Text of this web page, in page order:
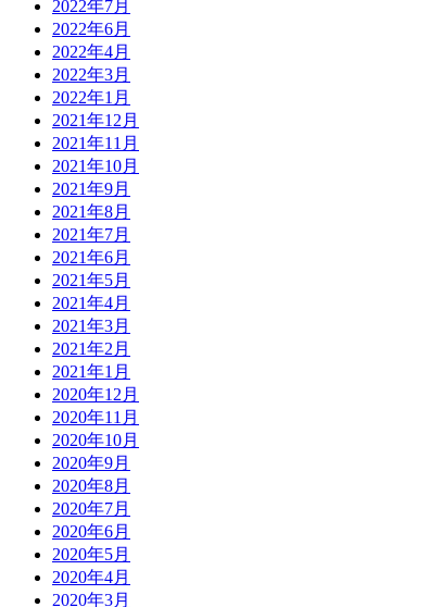
2022年7月
2022年6月
2022年4月
2022年3月
2022年1月
2021年12月
2021年11月
2021年10月
2021年9月
2021年8月
2021年7月
2021年6月
2021年5月
2021年4月
2021年3月
2021年2月
2021年1月
2020年12月
2020年11月
2020年10月
2020年9月
2020年8月
2020年7月
2020年6月
2020年5月
2020年4月
2020年3月